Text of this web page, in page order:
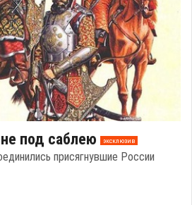
под саблею эксклюзив
присягнувшие России